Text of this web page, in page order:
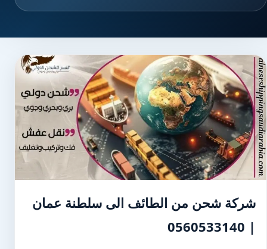
شركة شحن من الطائف الى سلطنة عمان
| 0560533140